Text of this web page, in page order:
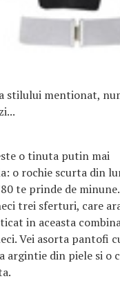
stilului mentionat,
o tinuta putin mai
o rochie scurta din
te prinde de minune.
trei sferturi, care
in aceasta
Vei asorta pantofi
argintie din piele si o